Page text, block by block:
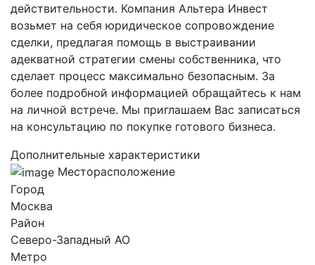
действительности. Компания Альтера Инвест
возьмет на себя юридическое сопровождение
сделки, предлагая помощь в выстраивании
адекватной стратегии смены собственника, что
сделает процесс максимально безопасным. За
более подробной информацией обращайтесь к нам
на личной встрече. Мы приглашаем Вас записаться
на консультацию по покупке готового бизнеса.
Дополнительные характеристики
Месторасположение
Город
Москва
Район
Северо-Западный AO
Метро